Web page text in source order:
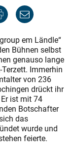
em Ländle“
Bühnen selbst
genauso lange
Immerhin
von 236
drückt ihr
ist mit 74
Botschafter
das
wurde und
feierte.